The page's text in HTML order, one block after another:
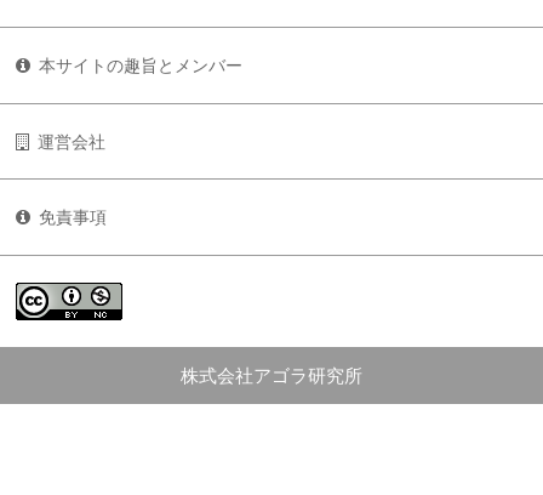
本サイトの趣旨とメンバー
運営会社
免責事項
株式会社アゴラ研究所